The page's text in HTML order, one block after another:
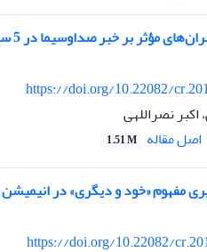
مؤثر بر خبر صداوسیما در 5 سال آینده
https://doi.org/10.22082/
نصراللهی
اصل مقاله 1.51 M
مفهوم «خود و دیگری» در
https://doi.org/10.22082/